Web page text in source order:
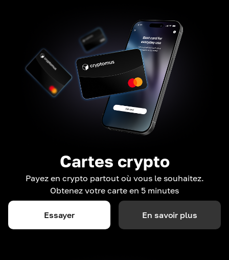
Cartes crypto
Payez en crypto partout où vous le souhaitez.
Obtenez votre carte en 5 minutes
Essayer En savoir plus